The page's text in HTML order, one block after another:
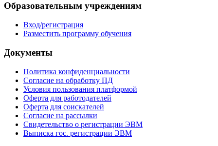
Образовательным учреждениям
Вход/регистрация
Разместить программу обучения
Документы
Политика конфиденциальности
Согласие на обработку ПД
Условия пользования платформой
Оферта для работодателей
Оферта для соискателей
Согласие на рассылки
Свидетельство о регистрации ЭВМ
Выписка гос. регистрации ЭВМ